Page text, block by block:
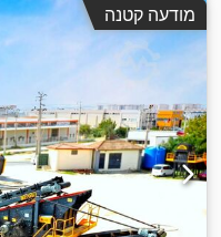
מודעה קטנה